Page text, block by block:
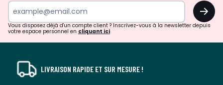
OK
Vous disposez déjà d'un compte client ? Inscrivez-vous à la newsletter depuis
votre espace personnel en cliquant ici
LIVRAISON RAPIDE ET SUR MESURE !